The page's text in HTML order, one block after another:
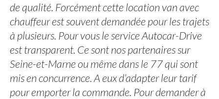
de qualité. Forcément cette location van avec
chauffeur est souvent demandée pour les trajets
à plusieurs. Pour vous le service Autocar-Drive
est transparent. Ce sont nos partenaires sur
Seine-et-Marne ou même dans le 77 qui sont
mis en concurrence. A eux d’adapter leur tarif
pour emporter la commande. Pour demander à